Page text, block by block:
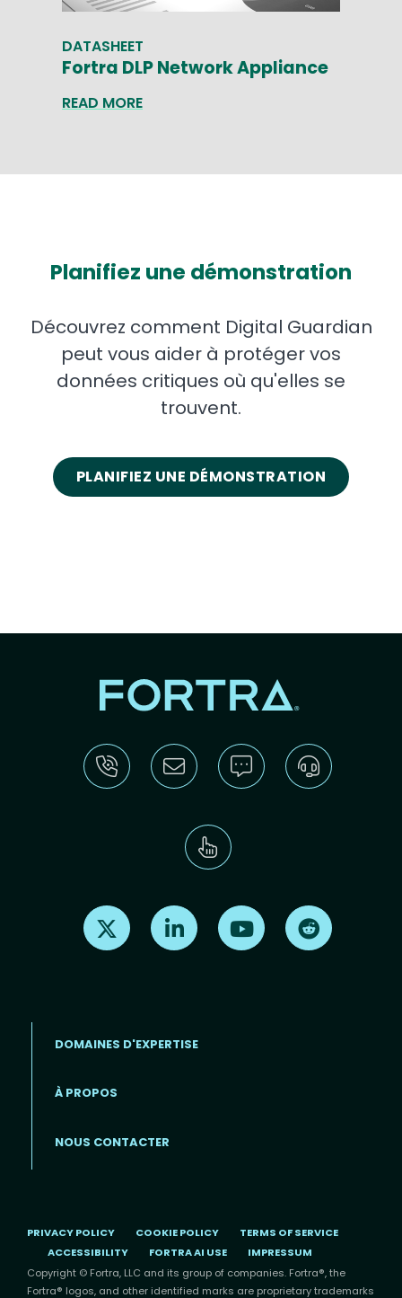
DATASHEET
Fortra DLP Network Appliance
READ MORE
Planifiez une démonstration
Découvrez comment Digital Guardian
peut vous aider à protéger vos
données critiques où qu'elles se
trouvent.
PLANIFIEZ UNE DÉMONSTRATION
Find us on X Find us on LinkedInFind us on Youtube
DOMAINES D'EXPERTISE
À PROPOS
NOUS CONTACTER
PRIVACY POLICY COOKIE POLICY
TERMS OF SERVICE
ACCESSIBILITY
FORTRA AI USE
IMPRESSUM
Copyright © Fortra, LLC and its group of companies. Fortra®, the
Fortra® logos, and other identified marks are proprietary trademarks